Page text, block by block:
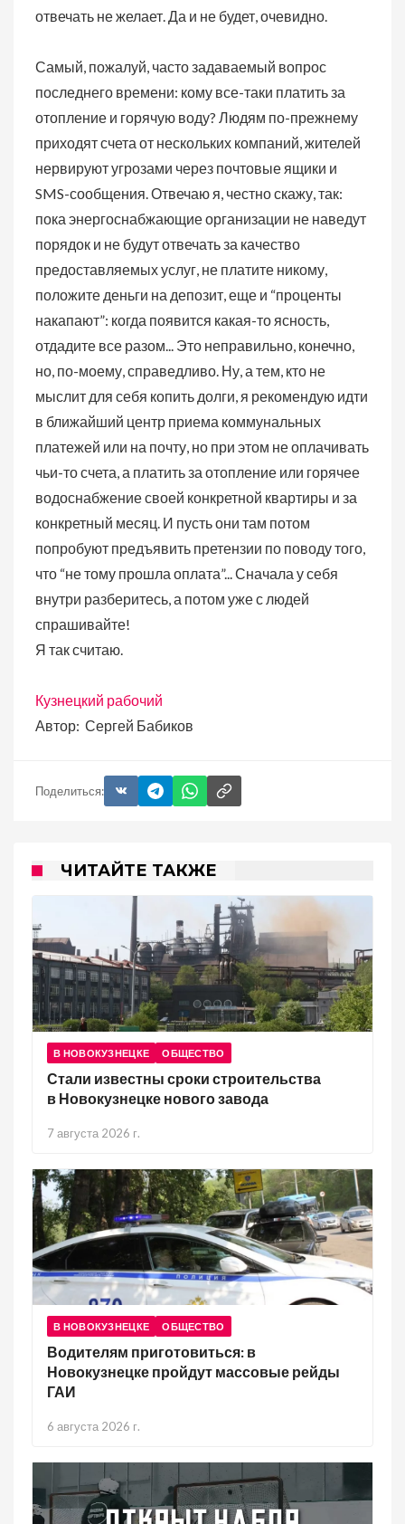
отвечать не желает. Да и не будет, очевидно.
Самый, пожалуй, часто задаваемый вопрос
последнего времени: кому все-таки платить за
отопление и горячую воду? Людям по-прежнему
приходят счета от нескольких компаний, жителей
нервируют угрозами через почтовые ящики и
SMS-сообщения. Отвечаю я, честно скажу, так:
пока энергоснабжающие организации не наведут
порядок и не будут отвечать за качество
предоставляемых услуг, не платите никому,
положите деньги на депозит, еще и “проценты
накапают”: когда появится какая-то ясность,
отдадите все разом... Это неправильно, конечно,
но, по-моему, справедливо. Ну, а тем, кто не
мыслит для себя копить долги, я рекомендую идти
в ближайший центр приема коммунальных
платежей или на почту, но при этом не оплачивать
чьи-то счета, а платить за отопление или горячее
водоснабжение своей конкретной квартиры и за
конкретный месяц. И пусть они там потом
попробуют предъявить претензии по поводу того,
что “не тому прошла оплата”... Сначала у себя
внутри разберитесь, а потом уже с людей
спрашивайте!
Я так считаю.
Кузнецкий рабочий
Автор: Сергей Бабиков
Поделиться:
ЧИТАЙТЕ ТАКЖЕ
В НОВОКУЗНЕЦКЕ ОБЩЕСТВО
Стали известны сроки строительства
в Новокузнецке нового завода
7 августа 2026 г.
В НОВОКУЗНЕЦКЕ ОБЩЕСТВО
Водителям приготовиться: в
Новокузнецке пройдут массовые рейды
ГАИ
6 августа 2026 г.